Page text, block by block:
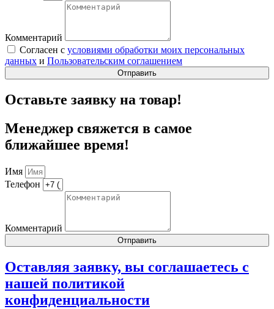
Комментарий
Согласен с условиями обработки моих персональных
данных и Пользовательским соглашением
Отправить
Оставьте заявку на товар!
Менеджер свяжется в самое
ближайшее время!
Имя
Телефон
Комментарий
Отправить
Оставляя заявку, вы соглашаетесь с
нашей политикой
конфиденциальности